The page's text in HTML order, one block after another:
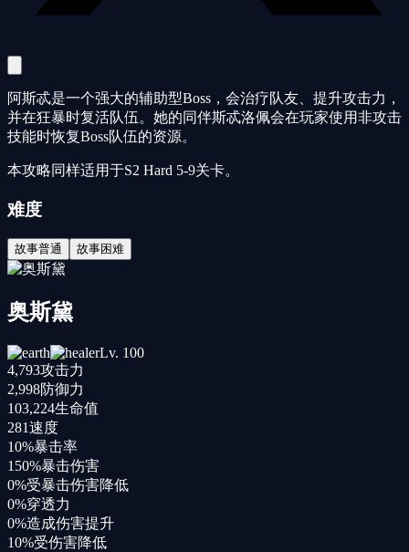
阿斯忒是一个强大的辅助型Boss，会治疗队友、提升攻击力，
并在狂暴时复活队伍。她的同伴斯忒洛佩会在玩家使用非攻击
技能时恢复Boss队伍的资源。
本攻略同样适用于S2 Hard 5-9关卡。
难度
故事普通 故事困难
奥斯黛
Lv. 100
4,793攻击力
2,998防御力
103,224生命值
281速度
10%暴击率
150%暴击伤害
0%受暴击伤害降低
0%穿透力
0%造成伤害提升
10%受伤害降低